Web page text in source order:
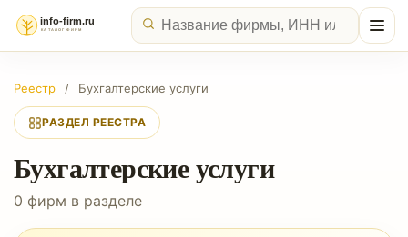
Реестр / Бухгалтерские услуги
РАЗДЕЛ РЕЕСТРА
Бухгалтерские услуги
0 фирм в разделе